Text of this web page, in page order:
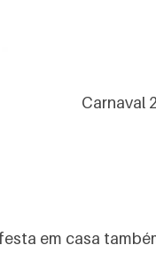
Carnaval
em casa